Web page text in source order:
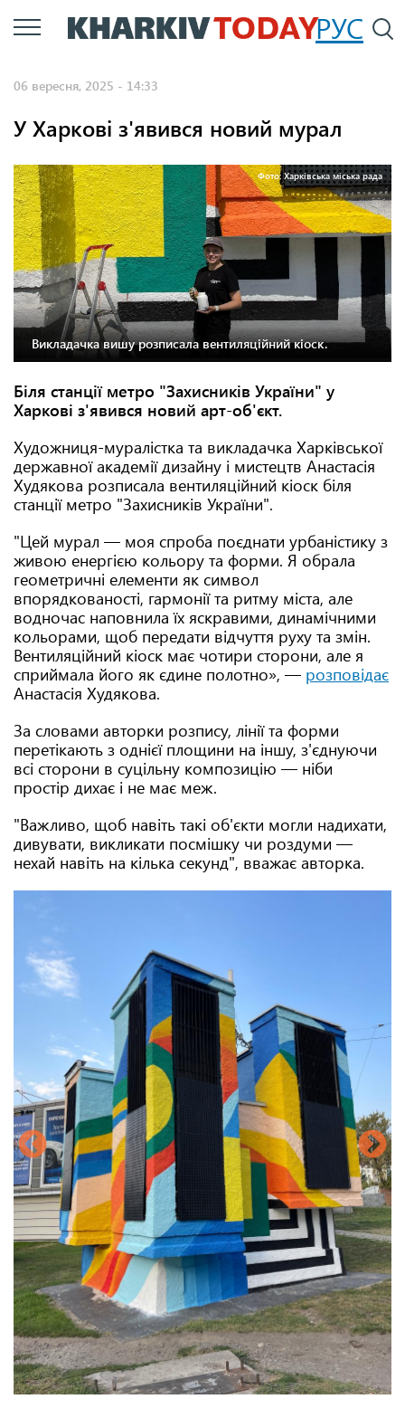
Перейти
до
РУС
06 вересня, 2025 - 14:33
У Харкові з'явився новий мурал
Фото: Харківська міська рада
Викладачка вишу розписала вентиляційний кіоск.
Біля станції метро "Захисників України" у
Харкові з'явився новий арт-об'єкт.
Художниця-муралістка та викладачка Харківської
державної академії дизайну і мистецтв Анастасія
Худякова розписала вентиляційний кіоск біля
станції метро "Захисників України".
"Цей мурал — моя спроба поєднати урбаністику з
живою енергією кольору та форми. Я обрала
геометричні елементи як символ
впорядкованості, гармонії та ритму міста, але
водночас наповнила їх яскравими, динамічними
кольорами, щоб передати відчуття руху та змін.
Вентиляційний кіоск має чотири сторони, але я
сприймала його як єдине полотно», — розповідає
Анастасія Худякова.
За словами авторки розпису, лінії та форми
перетікають з однієї площини на іншу, з'єднуючи
всі сторони в суцільну композицію — ніби
простір дихає і не має меж.
"Важливо, щоб навіть такі об'єкти могли надихати,
дивувати, викликати посмішку чи роздуми —
нехай навіть на кілька секунд", вважає авторка.